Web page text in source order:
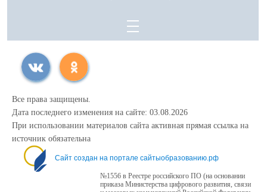
Все права защищены.
Дата последнего изменения на сайте: 03.08.2026
При использовании материалов сайта активная прямая ссылка на
источник обязательна
Сайт создан на портале сайтыобразованию.рф
№1556 в Реестре российского ПО (на основании
приказа Министерства цифрового развития, связи